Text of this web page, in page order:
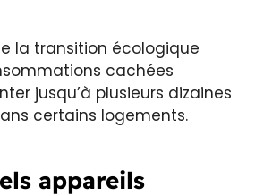
la transition écologique
cachées
jusqu’à plusieurs dizaines
certains logements.
appareils